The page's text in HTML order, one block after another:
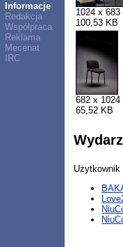
Informacje
Redakcja
Współpraca
Reklama
Mecenat
IRC
1024 x 683
100,53 KB
682 x 1024
65,52 KB
Użytkownik